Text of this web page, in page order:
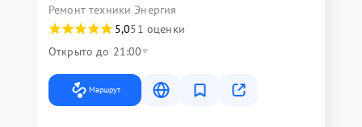
Ремонт техники Энергия
5,051 оценки
Открыто до 21:00
Маршрут